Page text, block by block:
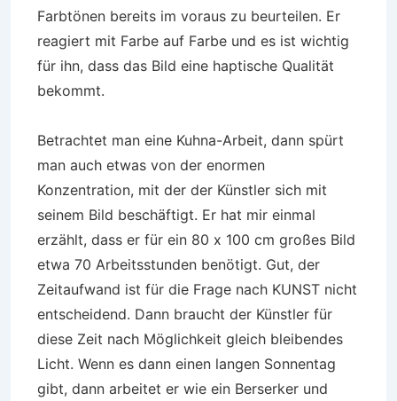
Farbtönen bereits im voraus zu beurteilen. Er
reagiert mit Farbe auf Farbe und es ist wichtig
für ihn, dass das Bild eine haptische Qualität
bekommt.
Betrachtet man eine Kuhna-Arbeit, dann spürt
man auch etwas von der enormen
Konzentration, mit der der Künstler sich mit
seinem Bild beschäftigt. Er hat mir einmal
erzählt, dass er für ein 80 x 100 cm großes Bild
etwa 70 Arbeitsstunden benötigt. Gut, der
Zeitaufwand ist für die Frage nach KUNST nicht
entscheidend. Dann braucht der Künstler für
diese Zeit nach Möglichkeit gleich bleibendes
Licht. Wenn es dann einen langen Sonnentag
gibt, dann arbeitet er wie ein Berserker und